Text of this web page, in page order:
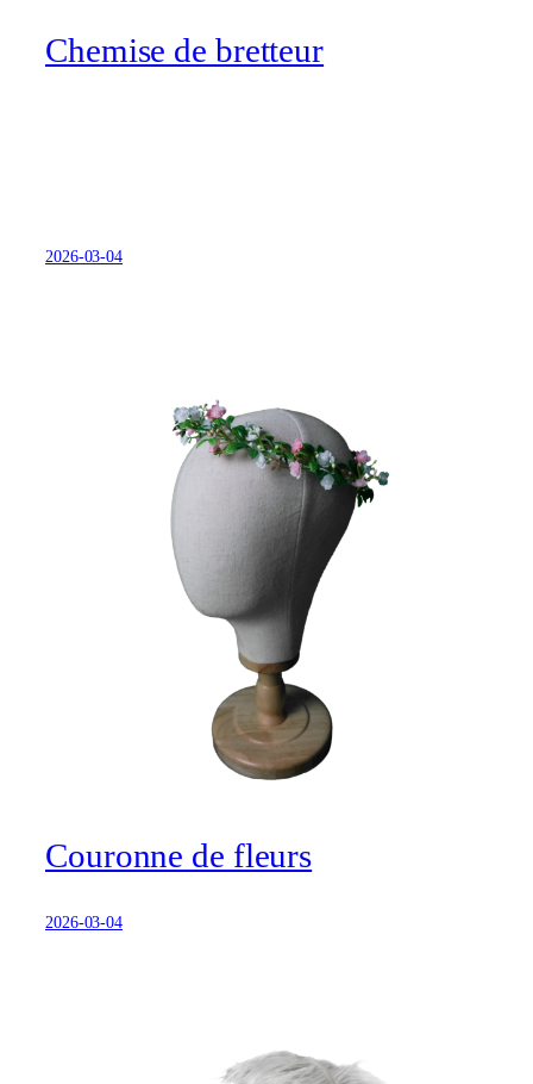
Chemise de bretteur
2026-03-04
Couronne de fleurs
2026-03-04